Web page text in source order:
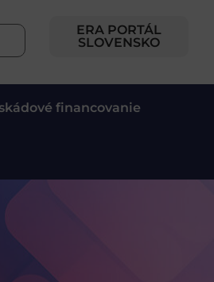
ERA PORTÁL
SLOVENSKO
financovanie